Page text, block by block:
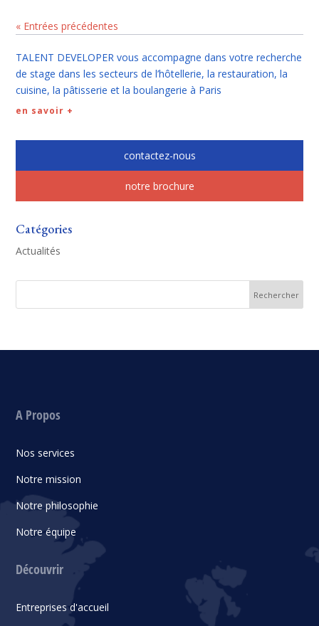
« Entrées précédentes
TALENT DEVELOPER vous accompagne dans votre recherche
de stage dans les secteurs de l’hôtellerie, la restauration, la
cuisine, la pâtisserie et la boulangerie à Paris
en savoir +
contactez-nous
notre brochure
Catégories
Actualités
A Propos
Nos services
Notre mission
Notre philosophie
Notre équipe
Découvrir
Entreprises d'accueil